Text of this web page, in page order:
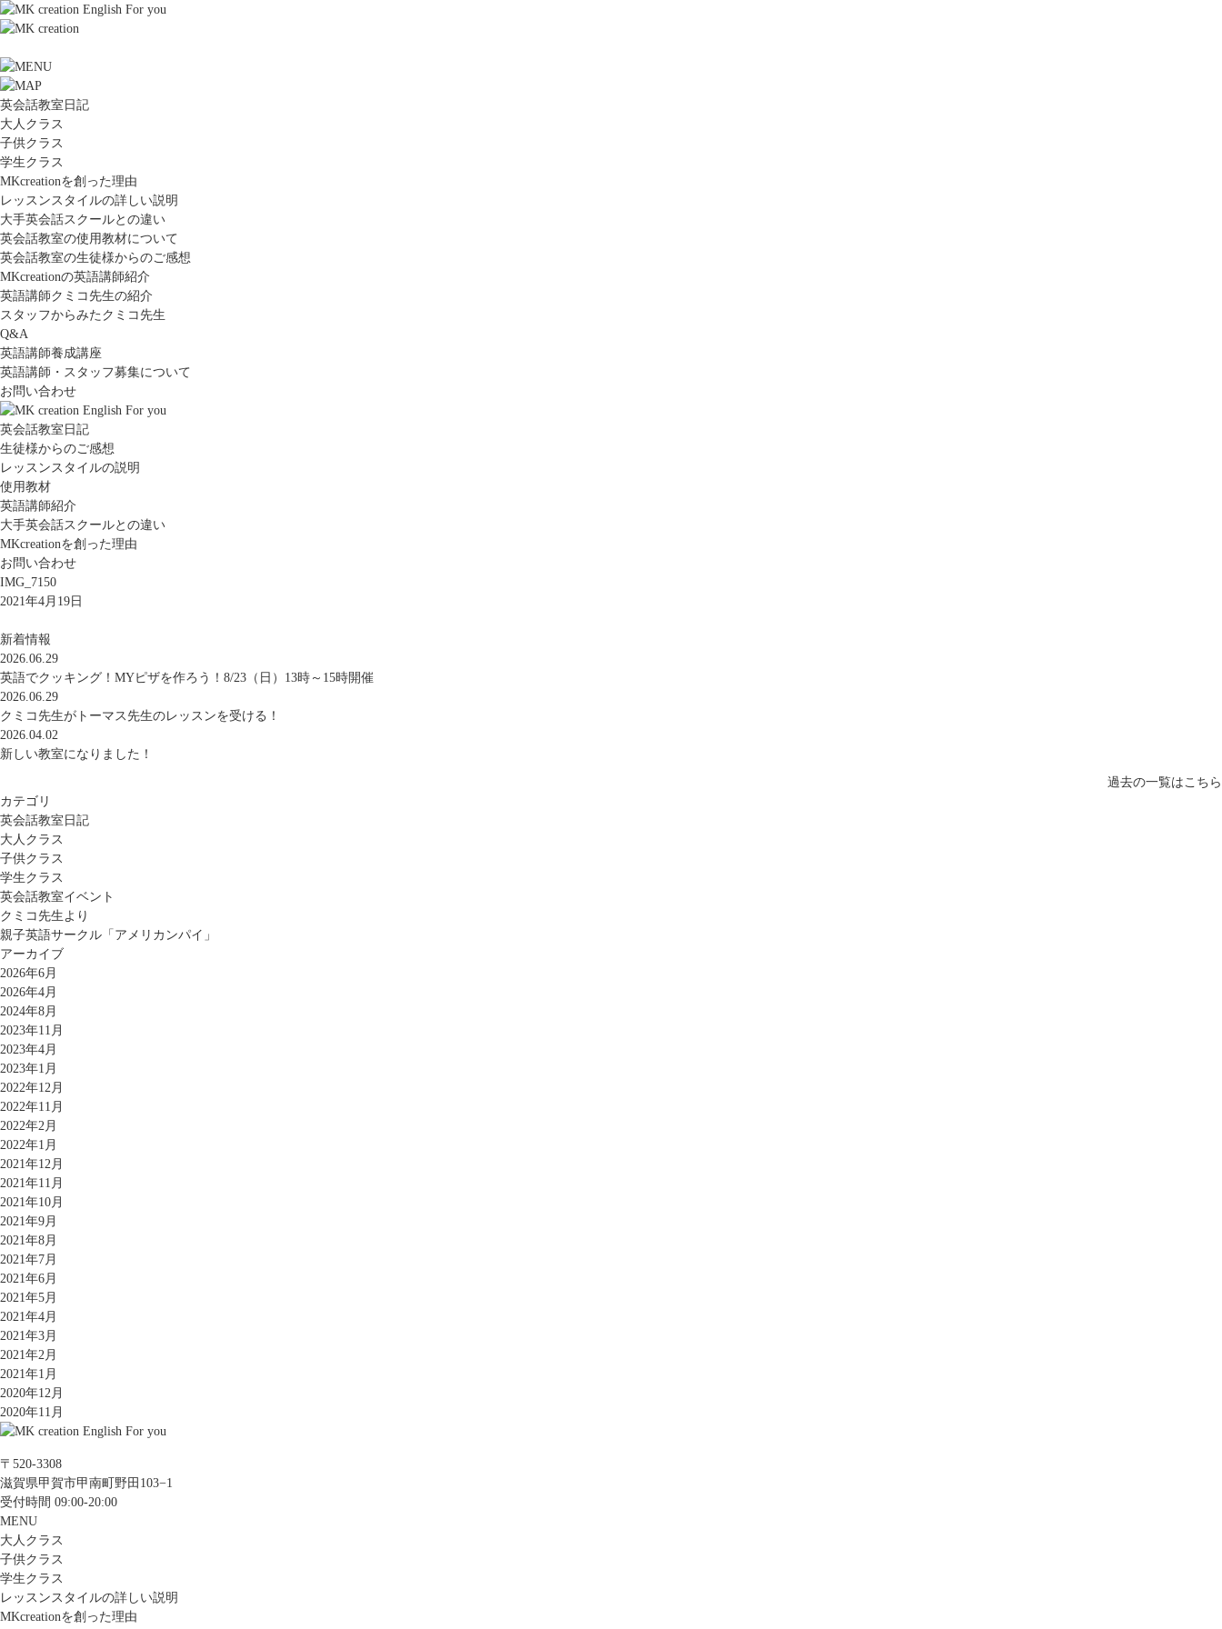
英会話教室日記
大人クラス
子供クラス
学生クラス
MKcreationを創った理由
レッスンスタイルの詳しい説明
大手英会話スクールとの違い
英会話教室の使用教材について
英会話教室の生徒様からのご感想
MKcreationの英語講師紹介
英語講師クミコ先生の紹介
スタッフからみたクミコ先生
Q&A
英語講師養成講座
英語講師・スタッフ募集について
お問い合わせ
英会話教室日記
生徒様からのご感想
レッスンスタイルの説明
使用教材
英語講師紹介
大手英会話スクールとの違い
MKcreationを創った理由
お問い合わせ
IMG_7150
2021年4月19日
新着情報
2026.06.29
英語でクッキング！MYピザを作ろう！8/23（日）13時～15時開催
2026.06.29
クミコ先生がトーマス先生のレッスンを受ける！
2026.04.02
新しい教室になりました！
過去の一覧はこちら
カテゴリ
英会話教室日記
大人クラス
子供クラス
学生クラス
英会話教室イベント
クミコ先生より
親子英語サークル「アメリカンパイ」
アーカイブ
2026年6月
2026年4月
2024年8月
2023年11月
2023年4月
2023年1月
2022年12月
2022年11月
2022年2月
2022年1月
2021年12月
2021年11月
2021年10月
2021年9月
2021年8月
2021年7月
2021年6月
2021年5月
2021年4月
2021年3月
2021年2月
2021年1月
2020年12月
2020年11月
〒520-3308
滋賀県甲賀市甲南町野田103−1
受付時間 09:00-20:00
MENU
大人クラス
子供クラス
学生クラス
レッスンスタイルの詳しい説明
MKcreationを創った理由